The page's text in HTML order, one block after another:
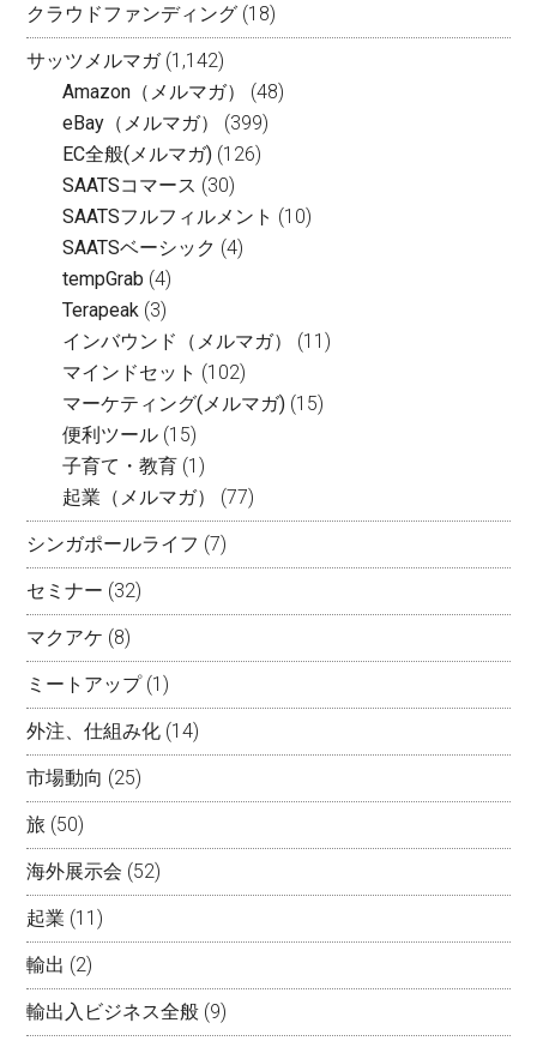
クラウドファンディング (18)
サッツメルマガ(1,142)
Amazon（メルマガ）
(48)
eBay（メルマガ）
(399)
EC全般(メルマガ) (126)
SAATSコマース (30)
SAATSフルフィルメント (10)
SAATSベーシック (4)
tempGrab (4)
Terapeak (3)
インバウンド（メルマガ）
(11)
マインドセット (102)
マーケティング(メルマガ) (15)
便利ツール (15)
子育て・教育 (1)
起業（メルマガ）
(77)
シンガポールライフ (7)
セミナー (32)
マクアケ (8)
ミートアップ(1)
外注、仕組み化 (14)
市場動向 (25)
旅 (50)
海外展示会 (52)
起業 (11)
輸出 (2)
輸出入ビジネス全般 (9)